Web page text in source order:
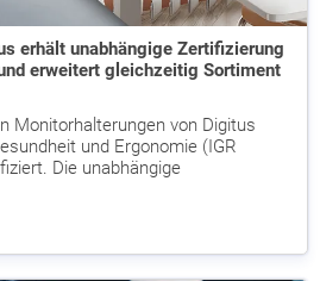
erhält unabhängige Zertifizierung
erweitert gleichzeitig Sortiment
Monitorhalterungen von Digitus
und Ergonomie (IGR
Die unabhängige